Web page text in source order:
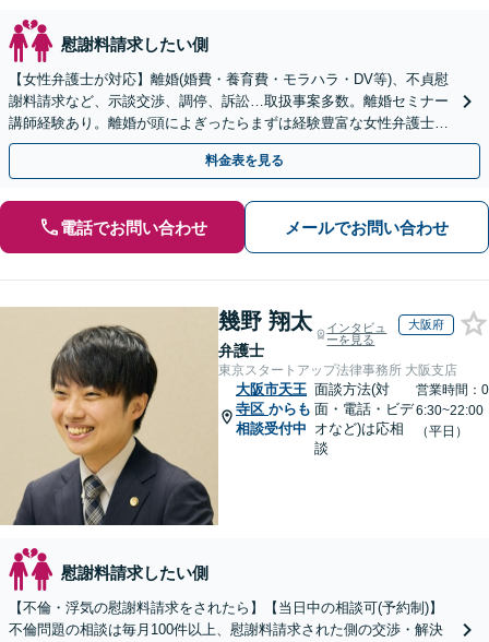
慰謝料請求したい側
【女性弁護士が対応】離婚(婚費・養育費・モラハラ・DV等)、不貞慰
謝料請求など、示談交渉、調停、訴訟…取扱事案多数。離婚セミナー
講師経験あり。離婚が頭によぎったらまずは経験豊富な女性弁護士に
ご相談ください。
料金表を見る
電話でお問い合わせ メールでお問い合わせ
幾野 翔太
弁護士
インタビュ
ーを見る
大阪府
東京スタートアップ法律事務所 大阪支店
大阪市天王
寺区 からも
相談受付中
面談方法(対
面・電話・ビデ
オなど)は応相
談
営業時間：0
6:30~22:00
（平日）
慰謝料請求したい側
【不倫・浮気の慰謝料請求をされたら】【当日中の相談可(予約制)】
不倫問題の相談は毎月100件以上、慰謝料請求された側の交渉・解決